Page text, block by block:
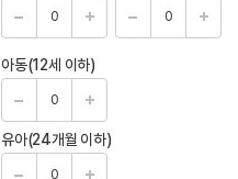
아동(12세 이하)
유아(24개월 이하)